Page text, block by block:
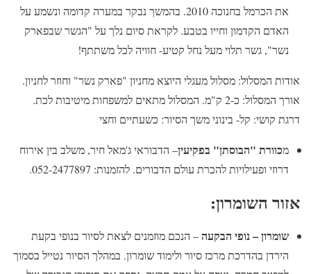
את הכרמל בחנוכה 2010. בהמשך נבקר במערה קדומה ונשמע על
האדם הקדמון וחייו בטבע. לקראת סיום נלך על "הגשר שבפארק
נשר", גשר תלוי מעל נחל קטיע- חוויה לכל משתתף!
אודות המסלול: מסלול מעגלי היוצא מחניון "פארק נשר" וחוזר לחניון.
אורך המסלול: כ-2 ק"מ. המסלול מתאים למשפחות מיטיבות לכת.
דרגת קושי: קל- בינוני משך הסיור: כשעתיים וחצי
מכוורת "הבוסתן" בפקיעין– הדבוראי ג'מאל חיר, משלב בין אירוח
דרוזי ופעילויות להכרת עולם הדבורים. להזמנות: 052-2477897.
אזור השומרון:
שומרון – נופי הבקעה– הנכם מוזמנים לצאת לסיור בנופי בקעת
הירדן בהדרכת מרכז סיור ולימוד שומרון. במהלך הסיור נטייל בסמוך